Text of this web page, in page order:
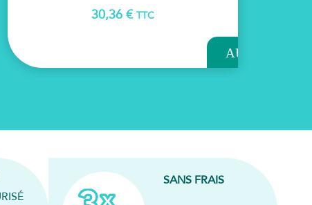
30,36 € TTC
AU
SANS FRAIS